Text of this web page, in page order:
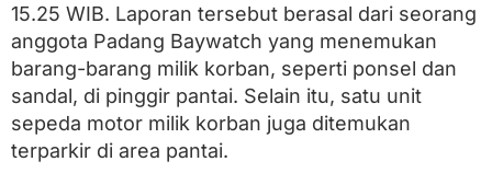
P
a
s
i
a
N
a
n
15.25 WIB. Laporan tersebut berasal dari seorang
anggota Padang Baywatch yang menemukan
barang-barang milik korban, seperti ponsel dan
sandal, di pinggir pantai. Selain itu, satu unit
sepeda motor milik korban juga ditemukan
terparkir di area pantai.